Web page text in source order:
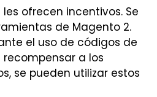
ofrecen incentivos. Se
de Magento 2.
el uso de códigos de
a los
se pueden utilizar estos